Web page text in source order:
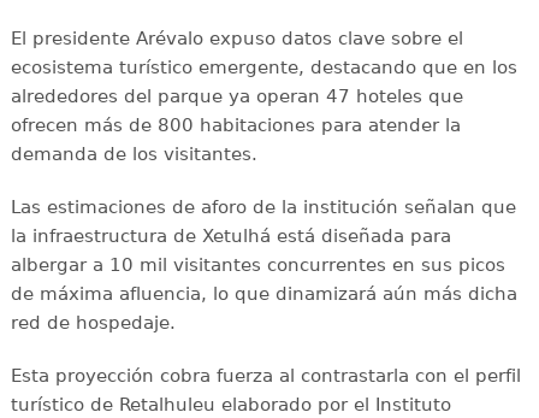
El presidente Arévalo expuso datos clave sobre el
ecosistema turístico emergente, destacando que en los
alrededores del parque ya operan 47 hoteles que
ofrecen más de 800 habitaciones para atender la
demanda de los visitantes.
Las estimaciones de aforo de la institución señalan que
la infraestructura de Xetulhá está diseñada para
albergar a 10 mil visitantes concurrentes en sus picos
de máxima afluencia, lo que dinamizará aún más dicha
red de hospedaje.
Esta proyección cobra fuerza al contrastarla con el perfil
turístico de Retalhuleu elaborado por el Instituto